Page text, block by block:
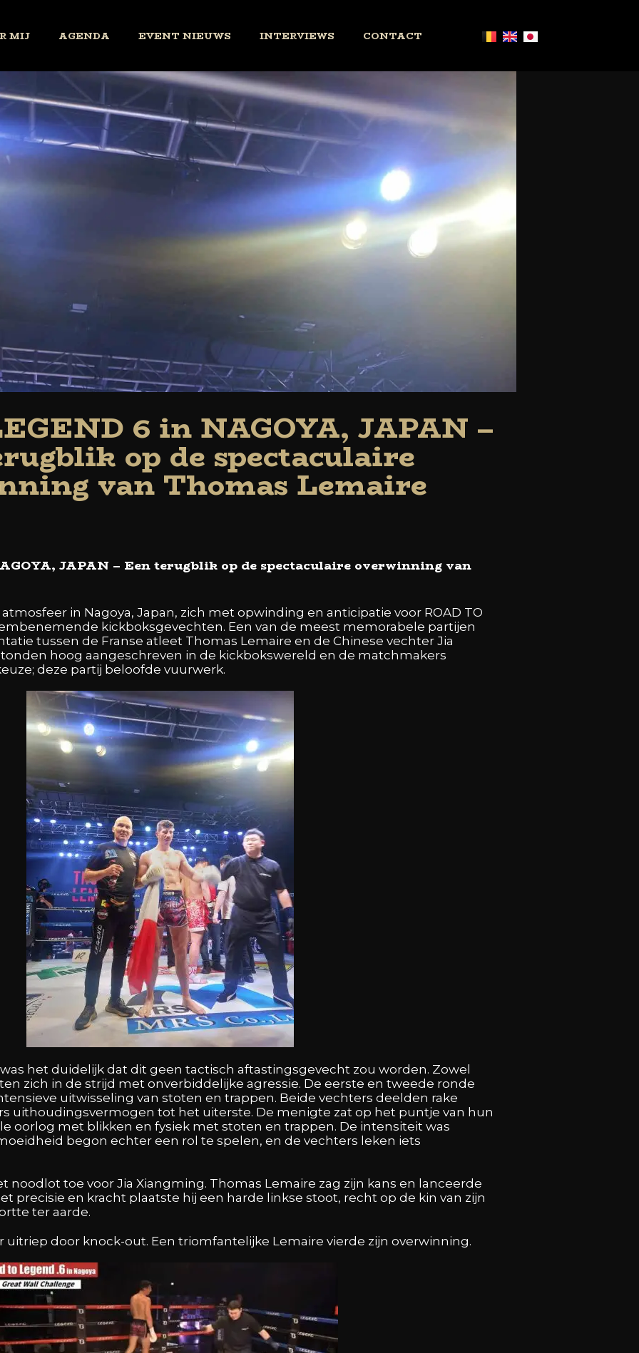
MIJ AGENDA EVENT NIEUWS INTERVIEWS CONTACT
6 in NAGOYA, JAPAN –
op de spectaculaire
van Thomas Lemaire
JAPAN – Een terugblik op de spectaculaire overwinning van
in Nagoya, Japan, zich met opwinding en anticipatie voor ROAD TO
kickboksgevechten. Een van de meest memorabele partijen
tussen de Franse atleet Thomas Lemaire en de Chinese vechter Jia
hoog aangeschreven in de kickbokswereld en de matchmakers
deze partij beloofde vuurwerk.
het duidelijk dat dit geen tactisch aftastingsgevecht zou worden. Zowel
zich in de strijd met onverbiddelijke agressie. De eerste en tweede ronde
uitwisseling van stoten en trappen. Beide vechters deelden rake
uithoudingsvermogen tot het uiterste. De menigte zat op het puntje van hun
oorlog met blikken en fysiek met stoten en trappen. De intensiteit was
begon echter een rol te spelen, en de vechters leken iets
noodlot toe voor Jia Xiangming. Thomas Lemaire zag zijn kans en lanceerde
precisie en kracht plaatste hij een harde linkse stoot, recht op de kin van zijn
ter aarde.
uitriep door knock-out. Een triomfantelijke Lemaire vierde zijn overwinning.